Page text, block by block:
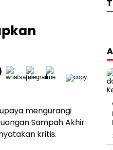
mengurangi
Sampah Akhir
kritis.